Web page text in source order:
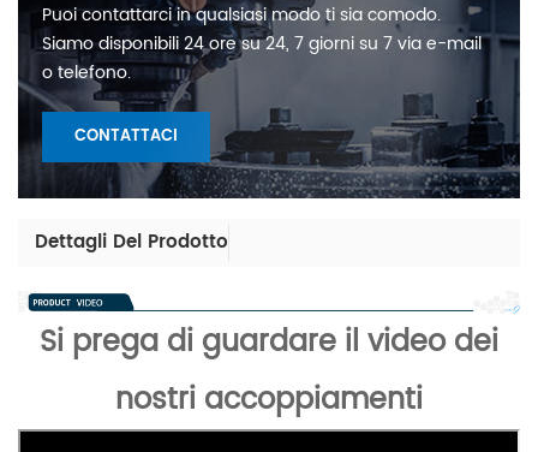
Puoi contattarci in qualsiasi modo ti sia comodo.
Siamo disponibili 24 ore su 24, 7 giorni su 7 via e-mail
o telefono.
CONTATTACI
Dettagli Del Prodotto
Si prega di guardare il video dei
nostri accoppiamenti